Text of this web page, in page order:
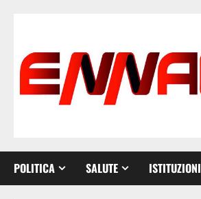
POLITICA SALUTE ISTITUZIONI